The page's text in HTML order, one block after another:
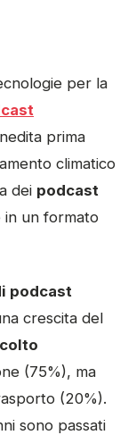
per la
prima
climatico
dei podcast
in un formato
podcast
crescita del
(75%), ma
(20%).
sono passati